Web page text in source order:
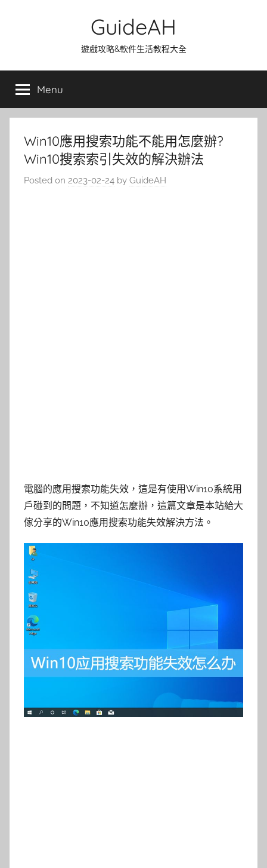
GuideAH
遊戲攻略&軟件生活教程大全
Menu
Win10應用搜索功能不能用怎麼辦?
Win10搜索索引失效的解決辦法
Posted on 2023-02-24 by GuideAH
電腦的應用搜索功能失效，這是有使用Win10系統用
戶碰到的問題，不知道怎麼辦，這篇文章是本站給大
傢分享的Win10應用搜索功能失效解決方法。